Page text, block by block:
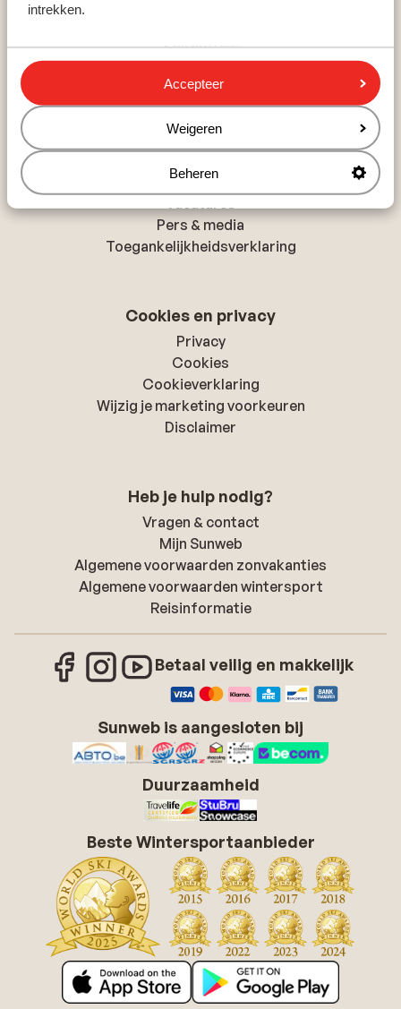
intrekken.
Accepteer
Weigeren
Beheren
Zell am See
Les Trois Vallees
Over Sunweb
Verantwoord op vakantie
Vacatures
Pers & media
Toegankelijkheidsverklaring
Cookies en privacy
Privacy
Cookies
Cookieverklaring
Wijzig je marketing voorkeuren
Disclaimer
Heb je hulp nodig?
Vragen & contact
Mijn Sunweb
Algemene voorwaarden zonvakanties
Algemene voorwaarden wintersport
Reisinformatie
Betaal veilig en makkelijk
Sunweb is aangesloten bij
Duurzaamheid
Beste Wintersportaanbieder